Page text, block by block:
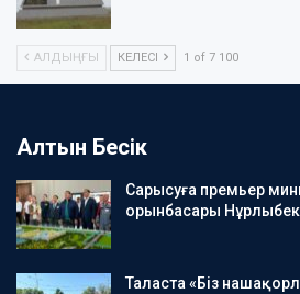
АЛДЫҢҒЫ КЕЛЕСІ 1 of 7 100
Алтын Бесік
Сарысуға премьер
орынбасары
Таласта «Біз